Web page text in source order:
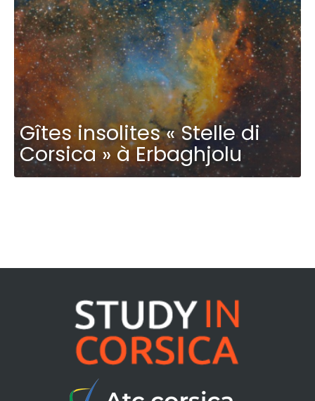
Gîtes insolites « Stelle di
Corsica » à Erbaghjolu